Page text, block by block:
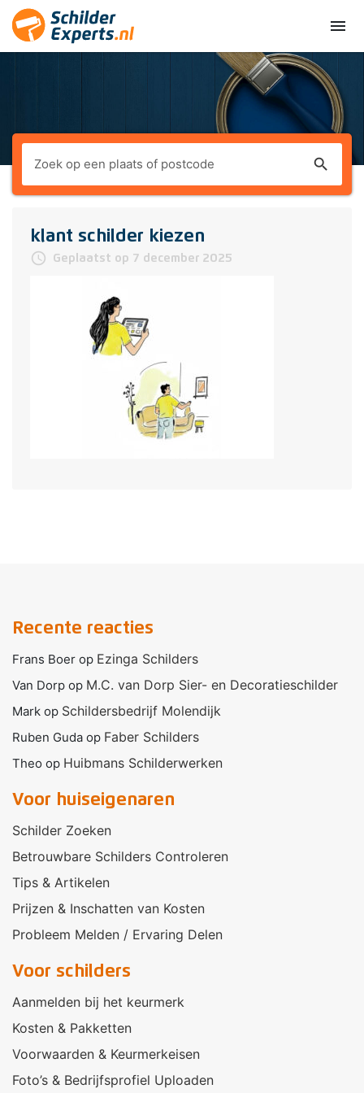
menu
search
klant schilder kiezen
access_time Geplaatst op 7 december 2025
Recente reacties
Frans Boer op Ezinga Schilders
Van Dorp op M.C. van Dorp Sier- en Decoratieschilder
Mark op Schildersbedrijf Molendijk
Ruben Guda op Faber Schilders
Theo op Huibmans Schilderwerken
Voor huiseigenaren
Schilder Zoeken
Betrouwbare Schilders Controleren
Tips & Artikelen
Prijzen & Inschatten van Kosten
Probleem Melden / Ervaring Delen
Voor schilders
Aanmelden bij het keurmerk
Kosten & Pakketten
Voorwaarden & Keurmerkeisen
Foto’s & Bedrijfsprofiel Uploaden